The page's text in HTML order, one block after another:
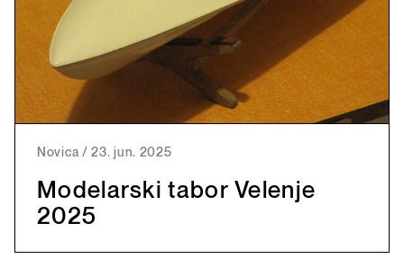
Novica /23. jun. 2025
Modelarski tabor Velenje
2025